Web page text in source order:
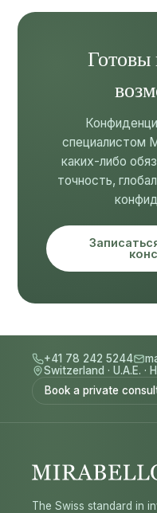
Готовы
специалистом
каких-либо
точность,
+41 78 242 5244
Switzerland · U.A.E. ·
Book a private
The Swiss standard in